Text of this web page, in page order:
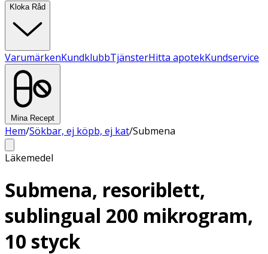
Kloka Råd
VarumärkenKundklubbTjänsterHitta apotekKundservice
Mina Recept
Hem/Sökbar, ej köpb, ej kat/Submena
Läkemedel
Submena, resoriblett,
sublingual 200 mikrogram,
10 styck